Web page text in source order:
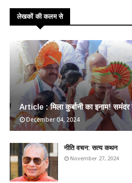
लेखकों की कलम से
Article : मिला कुर्बानी का इनाम!
December 04, 2024
​नीति वचन: सत्य कथन
November 27, 2024